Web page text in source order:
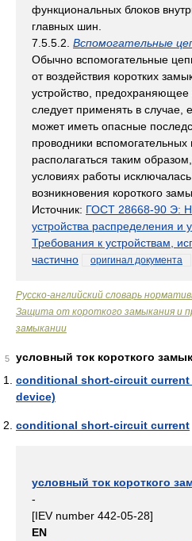
функциональных блоков
главных шин.
7.5.5.2. Вспомогательные
Обычно вспомогательные
от воздействия коротких
устройство, предохраняющее
следует применять в случае,
может иметь опасные
проводники
располагаться таким
условиях работы
возникновения короткого
Источник: ГОСТ 28668-90 Э:
устройства распределения и
Требования к устройствам,
частично
оригинал документа
Русско-английский словарь
Защита от короткого замыкания и
замыкании
5
условный ток короткого
conditional short-circuit current
device)
conditional short-circuit current
условный ток короткого
-
[IEV number 442-05-28]
EN